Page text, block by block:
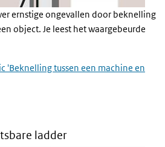
ernstige ongevallen door beknelling
object. Je leest het waargebeurde
'Beknelling tussen een machine en
ladder